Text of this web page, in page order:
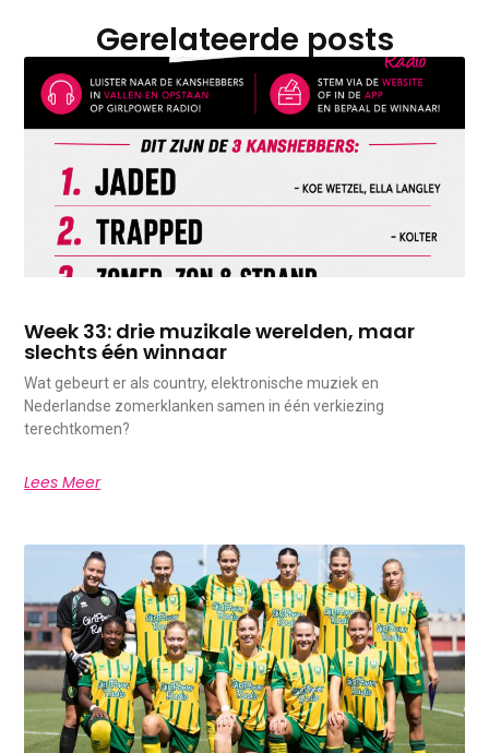
Gerelateerde posts
Week 33: drie muzikale werelden, maar
slechts één winnaar
Wat gebeurt er als country, elektronische muziek en
Nederlandse zomerklanken samen in één verkiezing
terechtkomen?
Lees Meer